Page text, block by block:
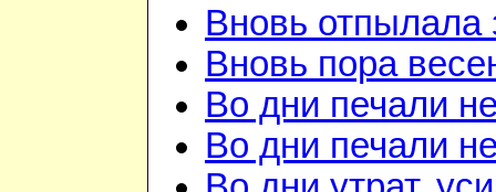
Вновь отпылала
Вновь пора
Во дни печали
Во дни печали